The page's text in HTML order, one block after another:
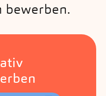
bewerben.